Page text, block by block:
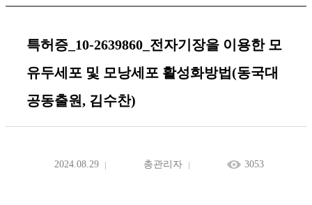
특허증_10-2639860_전자기장을 이용한 모
유두세포 및 모낭세포 활성화방법(동국대
공동출원, 김수찬)
2024.08.29 총관리자 3053